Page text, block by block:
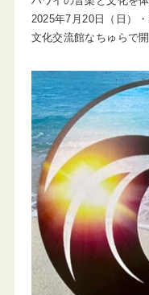
2025年7月20日（日）
文化交流館なちゅらで